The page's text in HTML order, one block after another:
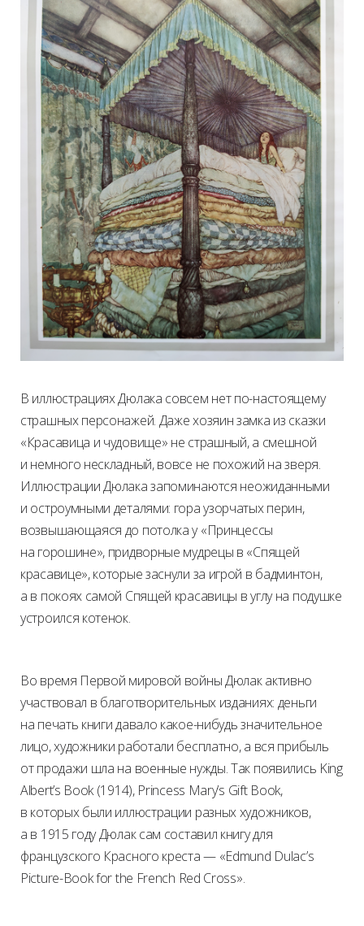
В иллюстрациях Дюлака совсем нет по-настоящему
страшных персонажей. Даже хозяин замка из сказки
«Красавица и чудовище» не страшный, а смешной
и немного нескладный, вовсе не похожий на зверя.
Иллюстрации Дюлака запоминаются неожиданными
и остроумными деталями: гора узорчатых перин,
возвышающаяся до потолка у «Принцессы
на горошине», придворные мудрецы в «Спящей
красавице», которые заснули за игрой в бадминтон,
а в покоях самой Спящей красавицы в углу на подушке
устроился котенок.
Во время Первой мировой войны Дюлак активно
участвовал в благотворительных изданиях: деньги
на печать книги давало какое-нибудь значительное
лицо, художники работали бесплатно, а вся прибыль
от продажи шла на военные нужды. Так появились King
Albert’s Book (1914), Princess Mary’s Gift Book,
в которых были иллюстрации разных художников,
а в 1915 году Дюлак сам составил книгу для
французского Красного креста — «Edmund Dulac’s
Picture-Book for the French Red Cross».